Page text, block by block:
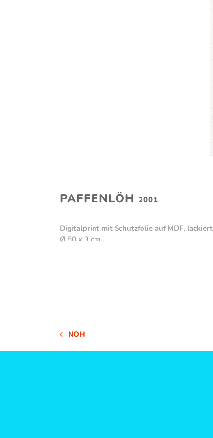
PAFFENLÖH 2001
Digitalprint mit Schutzfolie auf MDF, lackiert
Ø 50 x 3 cm
VORHERIGER
BEITRAG:
NOH